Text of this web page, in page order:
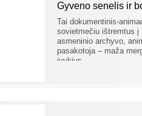
Gyveno senelis ir
Tai dokumentinis-
sovietmečiu ištremtus į
asmeninio archyvo,
pasakotoja – maža
įvykius.